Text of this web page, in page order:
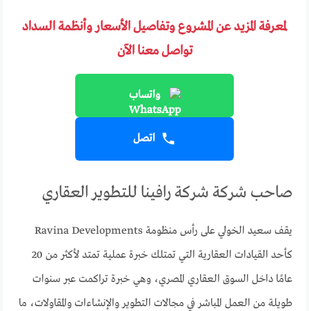
لمعرفة المزيد عن المشروع وتفاصيل الأسعار وأنظمة السداد
تواصل معنا الآن
واتساب
اتصل
صاحب شركة شركة رافينا للتطوير العقاري
يقف سعيد الخولي على رأس منظومة Ravina Developments
كأحد القيادات العقارية التي تمتلك خبرة عملية تمتد لأكثر من 20
عامًا داخل السوق العقاري المصري، وهي خبرة تراكمت عبر سنوات
طويلة من العمل المباشر في مجالات التطوير والإنشاءات والمقاولات، ما